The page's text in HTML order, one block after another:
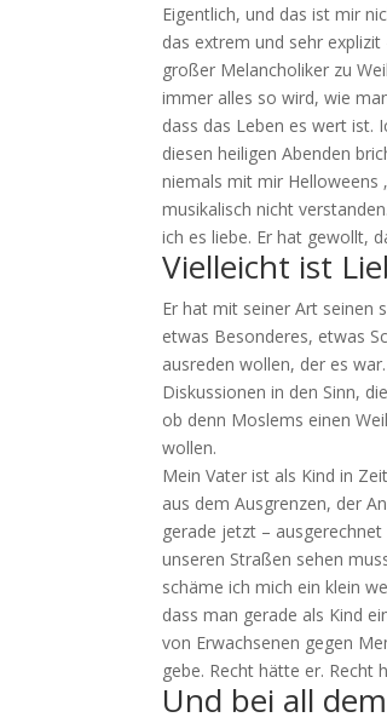
Eigentlich, und das ist mir
das extrem und sehr
großer Melancholiker zu
immer alles so wird, wie
dass das Leben es wert ist.
diesen heiligen Abenden
niemals mit mir Helloweens
musikalisch nicht
ich es liebe. Er hat gewollt,
Vielleicht ist
Er hat mit seiner Art seinen
etwas Besonderes, etwas
ausreden wollen, der es
Diskussionen in den Sinn,
ob denn Moslems einen
wollen.
Mein Vater ist als Kind in
aus dem Ausgrenzen, der
gerade jetzt –
unseren Straßen sehen
schäme ich mich ein klein
dass man gerade als Kind
von Erwachsenen gegen
gebe. Recht hätte er. Recht
Und bei all